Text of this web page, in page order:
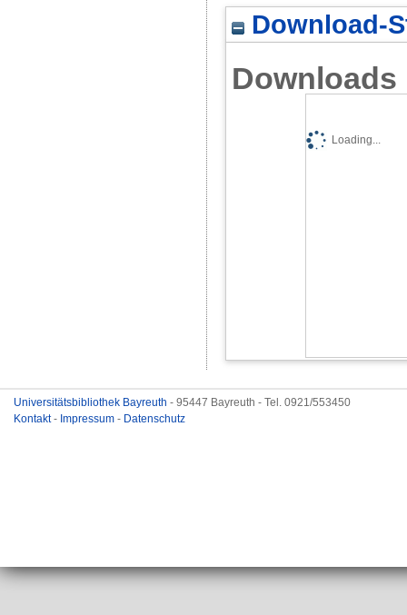
Download-
Downloads
Loading...
Universitätsbibliothek Bayreuth - 95447 Bayreuth - Tel. 0921/553450
Kontakt- Impressum - Datenschutz